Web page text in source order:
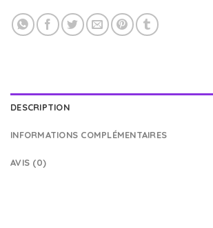
DESCRIPTION
INFORMATIONS COMPLÉMENTAIRES
AVIS (0)